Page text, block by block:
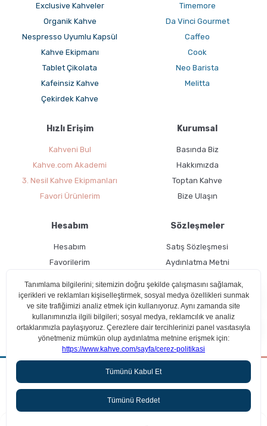
Flat White Nasıl Yapılır ?
Exclusive Kahveler
Organik Kahve
Nespresso Uyumlu Kapsül
Kahve Ekipmanı
Tablet Çikolata
Kafeinsiz Kahve
Çekirdek Kahve
Timemore
Da Vinci Gourmet
Caffeo
Cook
Neo Barista
Melitta
Hızlı Erişim
Kahveni Bul
Kahve.com Akademi
3. Nesil Kahve Ekipmanları
Favori Ürünlerim
Kurumsal
Basında Biz
Hakkımızda
Toptan Kahve
Bize Ulaşın
Hesabım
Hesabım
Favorilerim
Ücretsiz Üyelik
Sözleşmeler
Satış Sözleşmesi
Aydınlatma Metni
Kullanım Koşulları
Çerez Politikası
Aradığın kahveyi beraber bulalım!